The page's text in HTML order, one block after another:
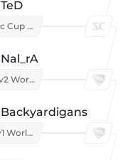
TeD
Blizzard Classic Cup 2026
Nal_rA
RLCS 2026 - 2v2 World Championship
Backyardigans
RLCS 2026 - 1v1 World Championship